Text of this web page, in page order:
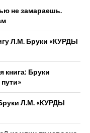
не замараешь.
Л.М. Бруки «КУРДЫ
книга: Бруки
Л.М. «КУРДЫ